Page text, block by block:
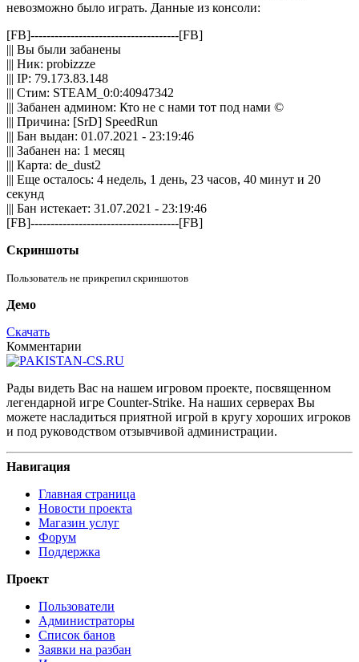
невозможно было играть. Данные из консоли:
[FB]-------------------------------------[FB]
||| Вы были забанены
||| Ник: probizzze
||| IP: 79.173.83.148
||| Стим: STEAM_0:0:40947342
||| Забанен админом: Кто не с нами тот под нами ©
||| Причина: [SrD] SpeedRun
||| Бан выдан: 01.07.2021 - 23:19:46
||| Забанен на: 1 месяц
||| Карта: de_dust2
||| Еще осталось: 4 недель, 1 день, 23 часов, 40 минут и 20
секунд
||| Бан истекает: 31.07.2021 - 23:19:46
[FB]-------------------------------------[FB]
Скриншоты
Пользователь не прикрепил скриншотов
Демо
Скачать
Комментарии
Рады видеть Вас на нашем игровом проекте, посвященном
легендарной игре Counter-Strike. На наших серверах Вы
можете насладиться приятной игрой в кругу хороших игроков
и под руководством отзывчивой администрации.
Навигация
Главная страница
Новости проекта
Магазин услуг
Форум
Поддержка
Проект
Пользователи
Администраторы
Список банов
Заявки на разбан